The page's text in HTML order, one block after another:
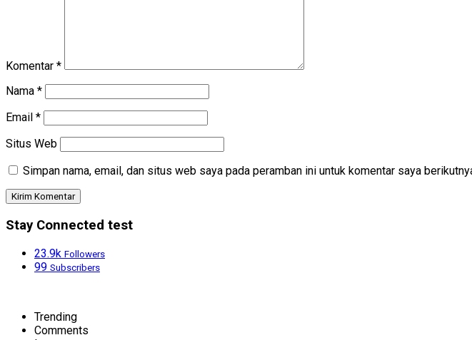
Komentar *
Nama *
Email *
Situs Web
Simpan nama, email, dan situs web saya pada peramban ini untuk komentar saya
Stay Connected test
23.9k Followers
99 Subscribers
Trending
Comments